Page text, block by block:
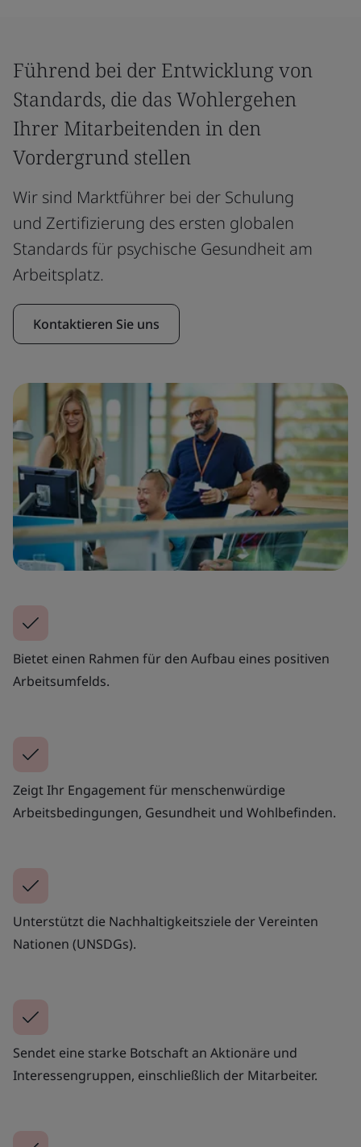
Führend bei der Entwicklung von
Standards, die das Wohlergehen
Ihrer Mitarbeitenden in den
Vordergrund stellen
Wir sind Marktführer bei der Schulung
und Zertifizierung des ersten globalen
Standards für psychische Gesundheit am
Arbeitsplatz.
Kontaktieren Sie uns
Bietet einen Rahmen für den Aufbau eines positiven
Arbeitsumfelds.
Zeigt Ihr Engagement für menschenwürdige
Arbeitsbedingungen, Gesundheit und Wohlbefinden.
Unterstützt die Nachhaltigkeitsziele der Vereinten
Nationen (UNSDGs).
Sendet eine starke Botschaft an Aktionäre und
Interessengruppen, einschließlich der Mitarbeiter.